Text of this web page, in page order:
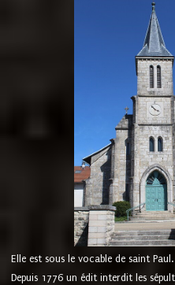
Elle est sous le vocable de saint Paul.
Depuis 1776 un édit interdit les